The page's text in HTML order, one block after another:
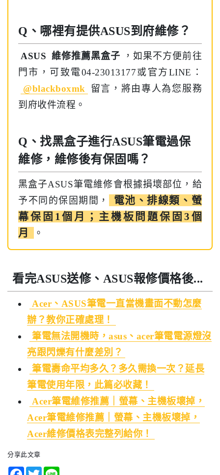
Q、哪裡有提供ASUS到府維修？
ASUS 維修推薦黑盒子
，如果不方便前往
門市，可致電04-23013177或官方LINE：
@blackboxmk
留言，將由專人為您服務
到府收件流程。
Q、找黑盒子進行ASUS筆電過保
維修，維修後有保固嗎？
黑盒子ASUS筆電維修會根據損壞部位，給
予不同的保固期間，
電池、排線類、螢
幕保固1個月；主機板問題保固3個
月
。
看完ASUS送修、ASUS報修價格後...
Acer、ASUS筆電一直當機畫面不動怎麼
辦？教你正確處理！
筆電無法開機時，asus、acer筆電電源燈沒
亮跟閃爍有什麼差別？
筆電壽命平均多久？多久需換一次？延長
筆電使用年限，此篇必收藏！
Acer筆電維修推薦｜螢幕、主機板壞掉，
Acer筆電維修推薦｜螢幕、主機板壞掉，
Acer維修價格表完整列給你！
分享此文章
Facebook
Twitter